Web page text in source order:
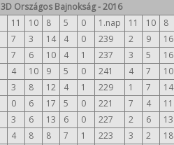
3D Országos Bajnokság - 2016
11
10 8 5 0 1.nap 11 10 8
7 3 14 4 0 239 2 9 16
7 6 10 4 1 237 3 5 16
4 10 9 5 0 241 4 7 10
3 8 12 4 1 229 1 7 14
0 6 17 5 0 221 7 4 11
3 6 13 6 0 227 2 6 13
4 8 8 7 1 223 3 2 18